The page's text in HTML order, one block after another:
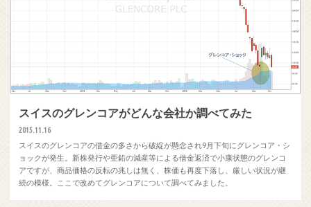
スイスのグレンコアがどんな会社か調べてみた
2015.11.16
スイスのグレンコアの借金の多さから破綻が懸念され9月下旬にグレンコア・シ
ョックが発生。新株発行や亜鉛の減産等による借金返済で小康状態のグレンコ
アですが、商品価格の反転の兆しは無く、株価も再度下落し、厳しい状況が継
続の模様。ここで改めてグレンコアについて調べてみました。